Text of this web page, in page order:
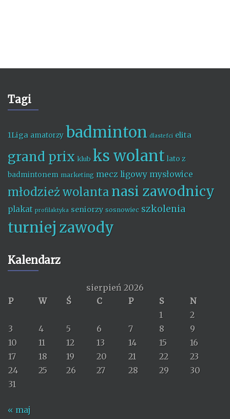
Tagi
1Liga amatorzy badminton dlastefci elita
grand prix klub ks wolant lato z
badmintonem marketing mecz ligowy mysłowice
młodzież wolanta nasi zawodnicy
plakat profilaktyka seniorzy sosnowiec szkolenia
turniej zawody
Kalendarz
sierpień 2026
P
W Ś C P S
N
1
2
3
4 5 6 7 8
9
10
11 12 13 14 15
16
17
18 19 20 21 22
23
24
25 26 27 28 29
30
31
« maj